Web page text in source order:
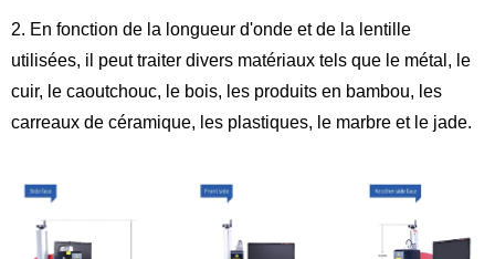
2. En fonction de la longueur d'onde et de la lentille
utilisées, il peut traiter divers matériaux tels que le métal, le
cuir, le caoutchouc, le bois, les produits en bambou, les
carreaux de céramique, les plastiques, le marbre et le jade.